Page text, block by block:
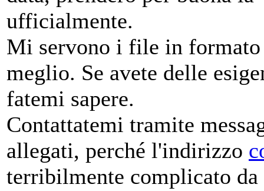
ufficialmente.
Mi servono i file in
meglio. Se avete delle
fatemi sapere.
Contattatemi tramite
allegati, perché l'indirizzo
terribilmente complicato da